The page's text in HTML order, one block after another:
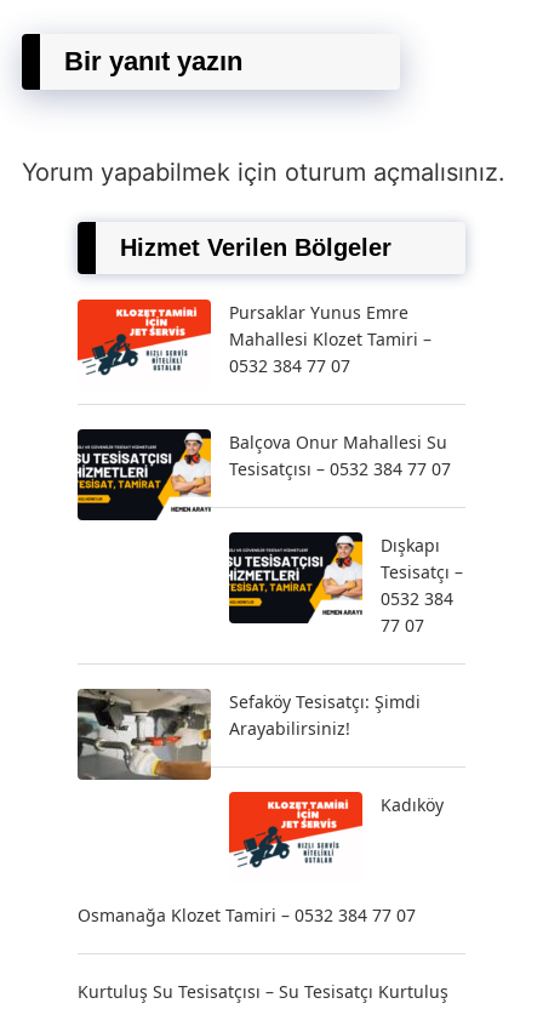
Bir yanıt yazın
Yorum yapabilmek için oturum açmalısınız.
Hizmet Verilen Bölgeler
Pursaklar Yunus Emre
Mahallesi Klozet Tamiri –
0532 384 77 07
Balçova Onur Mahallesi Su
Tesisatçısı – 0532 384 77 07
Dışkapı
Tesisatçı –
0532 384
77 07
Sefaköy Tesisatçı: Şimdi
Arayabilirsiniz!
Kadıköy
Osmanağa Klozet Tamiri – 0532 384 77 07
Kurtuluş Su Tesisatçısı – Su Tesisatçı Kurtuluş